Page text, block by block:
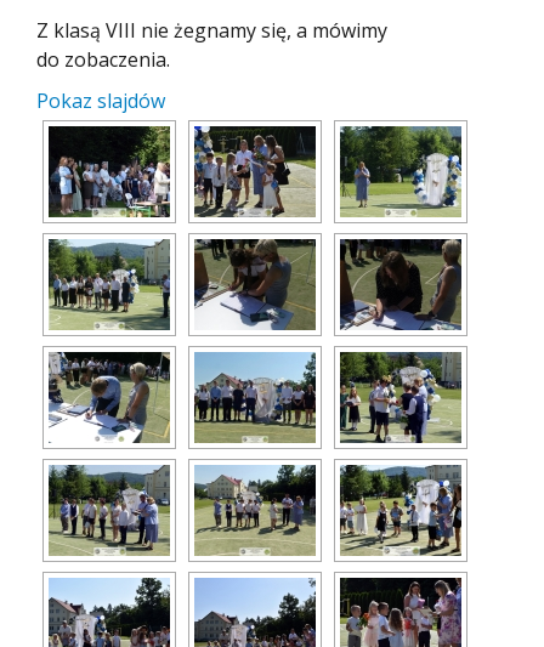
Z klasą VIII nie żegnamy się, a mówimy
do zobaczenia.
Pokaz slajdów